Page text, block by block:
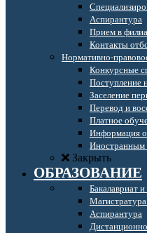
Аспирантура
Прием в
Контакты
Нормативно-
Конкурсные
Поступление
Заселение
Перевод и
Платное
Информация о
Иностранным
Закрыть
ОБРАЗОВАНИЕ
Бакалавриат
Аспирантура